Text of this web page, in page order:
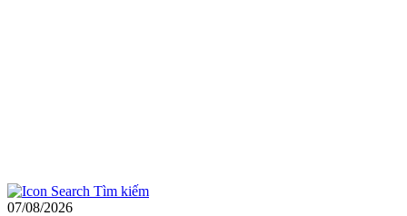
Tìm kiếm
07/08/2026